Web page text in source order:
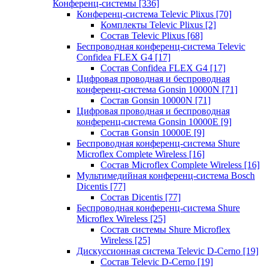
Конференц-системы [336]
Конференц-система Televic Plixus [70]
Комплекты Televic Plixus [2]
Состав Televic Plixus [68]
Беспроводная конференц-система Televic
Confidea FLEX G4 [17]
Состав Confidea FLEX G4 [17]
Цифровая проводная и беспроводная
конференц-система Gonsin 10000N [71]
Состав Gonsin 10000N [71]
Цифровая проводная и беспроводная
конференц-система Gonsin 10000E [9]
Состав Gonsin 10000E [9]
Беспроводная конференц-система Shure
Microflex Complete Wireless [16]
Состав Microflex Complete Wireless [16]
Мультимедийная конференц-система Bosch
Dicentis [77]
Состав Dicentis [77]
Беспроводная конференц-система Shure
Microflex Wireless [25]
Состав системы Shure Microflex
Wireless [25]
Дискуссионная система Televic D-Cerno [19]
Состав Televic D-Cerno [19]